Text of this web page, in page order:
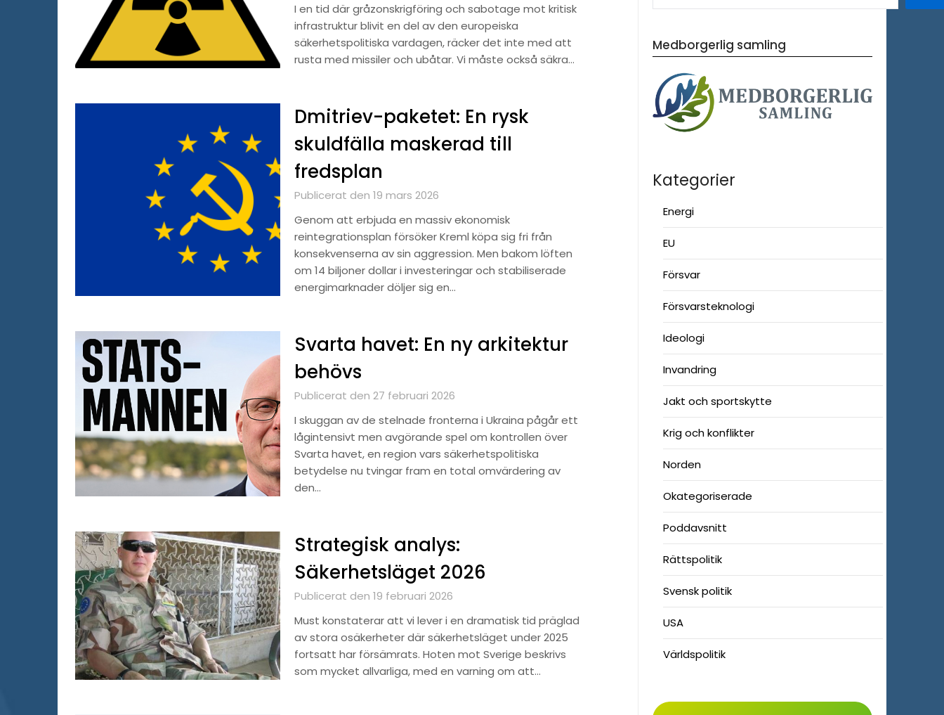
I en tid där gråzonskrigföring och sabotage mot kritisk
infrastruktur blivit en del av den europeiska
säkerhetspolitiska vardagen, räcker det inte med att
rusta med missiler och ubåtar. Vi måste också säkra…
Dmitriev-paketet: En rysk
skuldfälla maskerad till
fredsplan
Publicerat den 19 mars 2026
Genom att erbjuda en massiv ekonomisk
reintegrationsplan försöker Kreml köpa sig fri från
konsekvenserna av sin aggression. Men bakom löften
om 14 biljoner dollar i investeringar och stabiliserade
energimarknader döljer sig en…
Svarta havet: En ny arkitektur
behövs
Publicerat den 27 februari 2026
I skuggan av de stelnade fronterna i Ukraina pågår ett
lågintensivt men avgörande spel om kontrollen över
Svarta havet, en region vars säkerhetspolitiska
betydelse nu tvingar fram en total omvärdering av
den…
Strategisk analys:
Säkerhetsläget 2026
Publicerat den 19 februari 2026
Must konstaterar att vi lever i en dramatisk tid präglad
av stora osäkerheter där säkerhetsläget under 2025
fortsatt har försämrats. Hoten mot Sverige beskrivs
som mycket allvarliga, med en varning om att…
Medborgerlig samling
Kategorier
Energi
EU
Försvar
Försvarsteknologi
Ideologi
Invandring
Jakt och sportskytte
Krig och konflikter
Norden
Okategoriserade
Poddavsnitt
Rättspolitik
Svensk politik
USA
Världspolitik